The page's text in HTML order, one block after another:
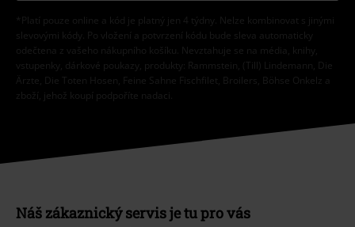
*Platí pouze online a kód je platný jen 4 týdny. Nelze kombinovat s jinými
slevovými kódy. Po vložení a potvrzení kódu bude sleva automaticky
odečtena z vašeho nákupního košíku. Nevztahuje se na média, knihy,
vstupenky, dárkové poukazy, produkty: Rammstein, (Till) Lindemann, Die
Ärzte, Die Toten Hosen, Feine Sahne Fischfilet, Broilers, Böhse Onkelz a
zboží, jehož koupí podpoříte nadaci.
Náš zákaznický servis je tu pro vás